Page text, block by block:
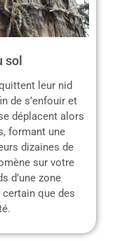
sol
leur nid
de s’enfouir et
déplacent alors
formant une
dizaines de
sur votre
d’une zone
que des